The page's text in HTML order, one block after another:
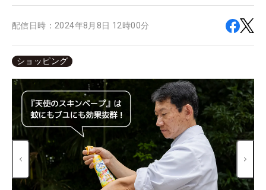
配信日時： 2024年8月8日 12時00分
ショッピング